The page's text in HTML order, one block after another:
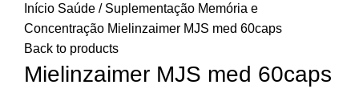
Início Saúde / Suplementação Memória e
Concentração Mielinzaimer MJS med 60caps
Back to products
Mielinzaimer MJS med 60caps